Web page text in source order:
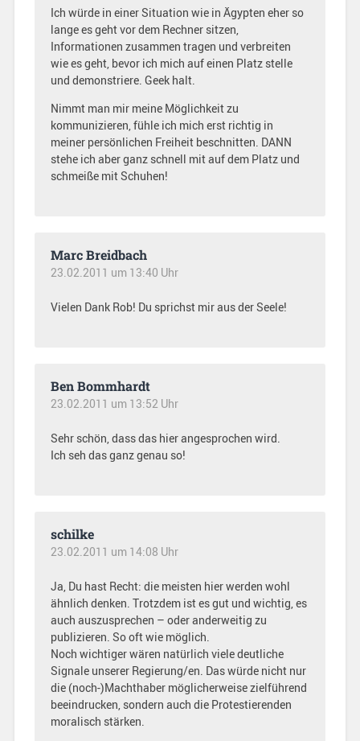
Ich würde in einer Situation wie in Ägypten eher so
lange es geht vor dem Rechner sitzen,
Informationen zusammen tragen und verbreiten
wie es geht, bevor ich mich auf einen Platz stelle
und demonstriere. Geek halt.
Nimmt man mir meine Möglichkeit zu
kommunizieren, fühle ich mich erst richtig in
meiner persönlichen Freiheit beschnitten. DANN
stehe ich aber ganz schnell mit auf dem Platz und
schmeiße mit Schuhen!
Marc Breidbach
23.02.2011 um 13:40 Uhr
Vielen Dank Rob! Du sprichst mir aus der Seele!
Ben Bommhardt
23.02.2011 um 13:52 Uhr
Sehr schön, dass das hier angesprochen wird.
Ich seh das ganz genau so!
schilke
23.02.2011 um 14:08 Uhr
Ja, Du hast Recht: die meisten hier werden wohl
ähnlich denken. Trotzdem ist es gut und wichtig, es
auch auszusprechen – oder anderweitig zu
publizieren. So oft wie möglich.
Noch wichtiger wären natürlich viele deutliche
Signale unserer Regierung/en. Das würde nicht nur
die (noch-)Machthaber möglicherweise zielführend
beeindrucken, sondern auch die Protestierenden
moralisch stärken.